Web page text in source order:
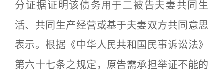
分证据证明该债务用于二被告夫妻共同生
活、共同生产经营或基于夫妻双方共同意思
表示。根据《中华人民共和国民事诉讼法》
第六十七条之规定，原告需承担举证不能的